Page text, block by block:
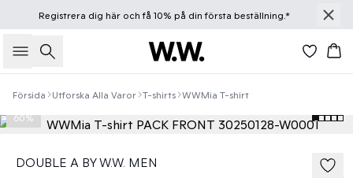
Registrera dig häroch få 10% på din första beställning.*
Sök
Försida Utforska Alla Varor T-shirts WWMia T-shirt
60%
DOUBLE A BY W.W. MEN